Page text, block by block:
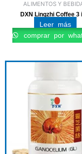
ALIMENTOS Y
DXN Lingzhi Coffee 3
Leer más
comprar por